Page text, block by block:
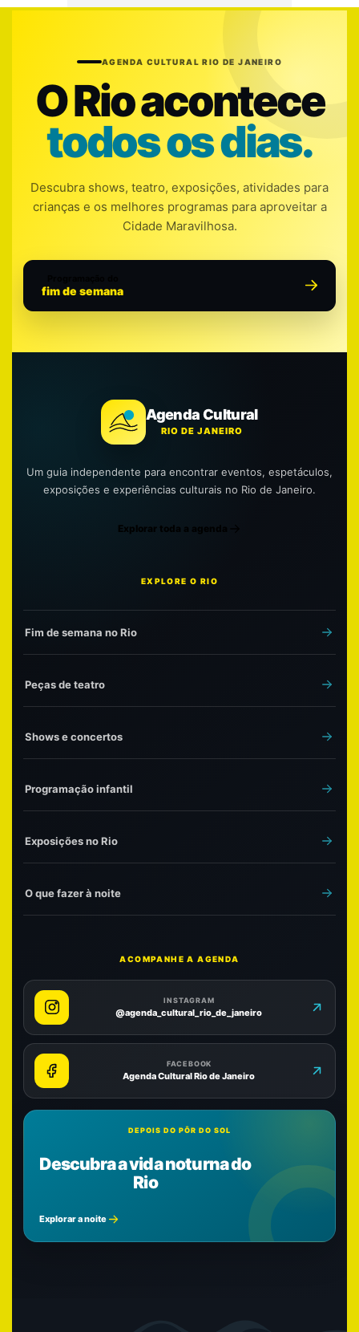
AGENDA CULTURAL RIO DE JANEIRO
O Rio acontece
todos os dias.
Descubra shows, teatro, exposições, atividades para
crianças e os melhores programas para aproveitar a
Cidade Maravilhosa.
fim de semana
Agenda Cultural
RIO DE JANEIRO
Um guia independente para encontrar eventos, espetáculos,
exposições e experiências culturais no Rio de Janeiro.
Explorar toda a agenda
EXPLORE O RIO
Fim de semana no Rio
Peças de teatro
Shows e concertos
Programação infantil
Exposições no Rio
O que fazer à noite
ACOMPANHE A AGENDA
INSTAGRAM
@agenda_cultural_rio_de_janeiro
FACEBOOK
Agenda Cultural Rio de Janeiro
DEPOIS DO PÔR DO SOL
Descubra a vida noturna do
Rio
Explorar a noite